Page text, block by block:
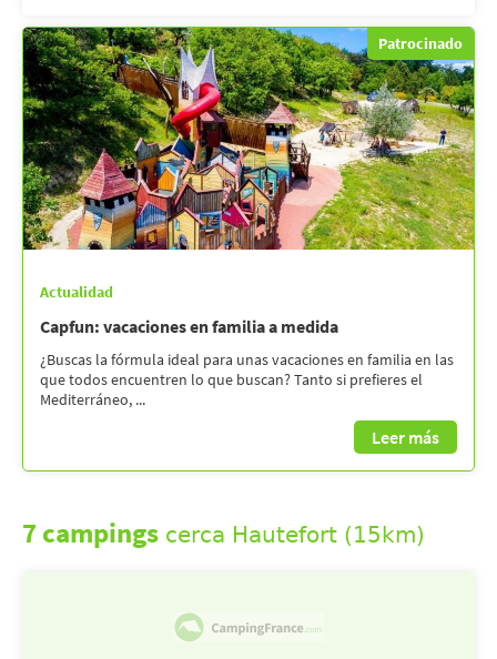
Patrocinado
Actualidad
Capfun: vacaciones en familia a medida
¿Buscas la fórmula ideal para unas vacaciones en familia en las
que todos encuentren lo que buscan? Tanto si prefieres el
Mediterráneo, ...
Leer más
7 campings cerca Hautefort (15km)